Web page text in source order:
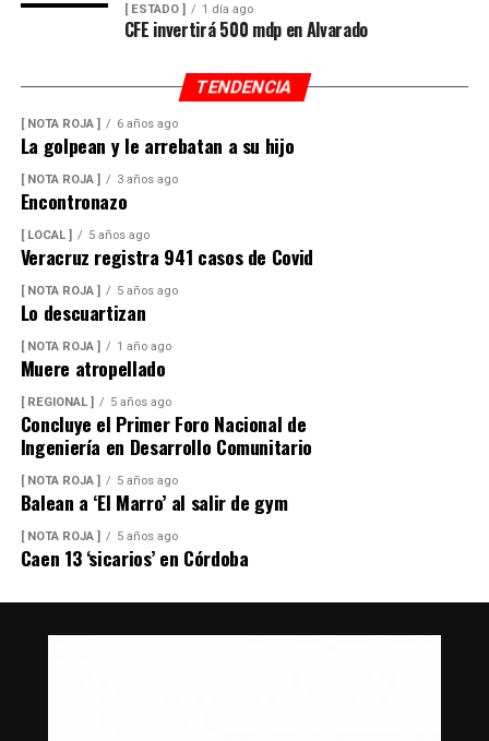
[ ESTADO ] 1 día ago
CFE invertirá 500 mdp en Alvarado
TENDENCIA
[ NOTA ROJA ] 6 años ago
La golpean y le arrebatan a su hijo
[ NOTA ROJA ] 3 años ago
Encontronazo
[ LOCAL ] 5 años ago
Veracruz registra 941 casos de Covid
[ NOTA ROJA ] 5 años ago
Lo descuartizan
[ NOTA ROJA ] 1 año ago
Muere atropellado
[ REGIONAL ] 5 años ago
Concluye el Primer Foro Nacional de
Ingeniería en Desarrollo Comunitario
[ NOTA ROJA ] 5 años ago
Balean a ‘El Marro’ al salir de gym
[ NOTA ROJA ] 5 años ago
Caen 13 ‘sicarios’ en Córdoba